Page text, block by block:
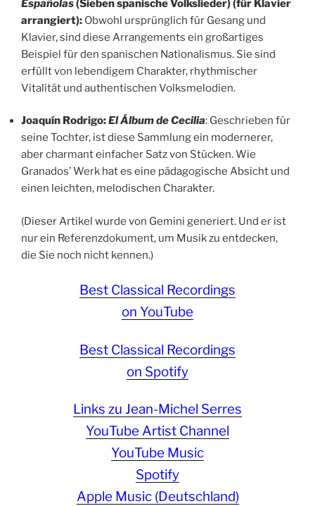
Españolas(Sieben spanische Volkslieder) (für Klavier
arrangiert): Obwohl ursprünglich für Gesang und
Klavier, sind diese Arrangements ein großartiges
Beispiel für den spanischen Nationalismus. Sie sind
erfüllt von lebendigem Charakter, rhythmischer
Vitalität und authentischen Volksmelodien.
Joaquín Rodrigo:El Álbum de Cecilia: Geschrieben für
seine Tochter, ist diese Sammlung ein modernerer,
aber charmant einfacher Satz von Stücken. Wie
Granados’ Werk hat es eine pädagogische Absicht und
einen leichten, melodischen Charakter.
(Dieser Artikel wurde von Gemini generiert. Und er ist
nur ein Referenzdokument, um Musik zu entdecken,
die Sie noch nicht kennen.)
Best Classical Recordings
on YouTube
Best Classical Recordings
on Spotify
Links zu Jean-Michel Serres
YouTube Artist Channel
YouTube Music
Spotify
Apple Music (Deutschland)